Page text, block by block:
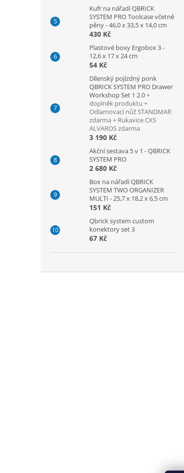
Kufr na nářadí QBRICK
SYSTEM PRO Toolcase včetně
pěny - 46,0 x 33,5 x 14,0 cm
430 Kč
Plastové boxy Ergobox 3 -
12,6 x 17 x 24 cm
54 Kč
Dílenský pojízdný ponk
QBRICK SYSTEM PRO Drawer
Workshop Set 1 2.0+
doplněk produktu +
Odlamovací nůž STANDMAR
zdarma + Rukavice CXS
ALVAROS zdarma
3 190 Kč
Akční sestava 5 v 1 - QBRICK
SYSTEM PRO
2 680 Kč
Box na nářadí QBRICK
SYSTEM TWO ORGANIZER
MULTI - 25,7 x 18,2 x 6,5 cm
151 Kč
Qbrick system custom
konektory set 3
67 Kč